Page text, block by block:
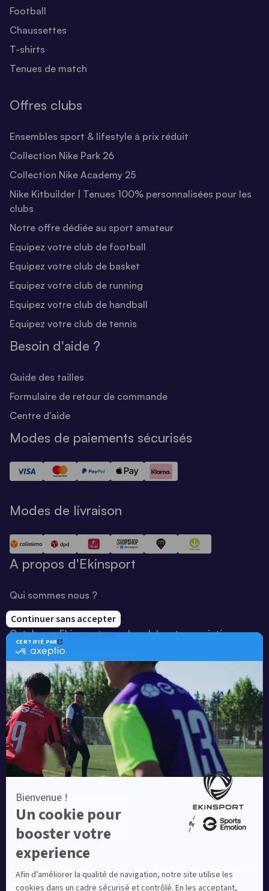
Football
Chaussettes
T-shirts
Tenues de match
Offres clubs
Ensembles sport & lifestyle à prix réduit
Collection Nike Park 26
Collection Nike Academy 25
Nike Kitbuilder | Tenues 100% personnalisées pour les
clubs
Notre offre dédiée au sport amateur
Equipez votre club de football
Equipez votre club de basket
Equipez votre club de running
Equipez votre club de handball
Equipez votre club de tennis
Besoin d'aide ?
Guide des tailles
Formulaire de retour de commande
Centre d'aide
Modes de paiements sécurisés
Modes de livraison
A propos d'Ekinsport
Qui sommes nous ?
Notre savoir-faire
Catalogue Ekinsport pour les clubs et associations
Catalogue running Ekinsport
Blog
Une société de :
Equipementier sportif leader en France depuis plus de
10 ans, Ekinsport a été distingué par la rédaction de